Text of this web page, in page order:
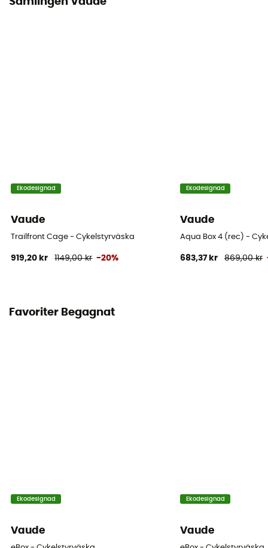
Dimensioner
Placering av väska
Ekodesignad
Vaude
Trailfront Cage - Cykelstyrväska
919,20 kr 1149,00 kr -20%
Ekodesignad
Vaude
Aqua Box 4 (rec) -
683,37 kr 869,00 kr
Favoriter Begagnat
Ekodesignad
Vaude
Ekodesignad
Vaude